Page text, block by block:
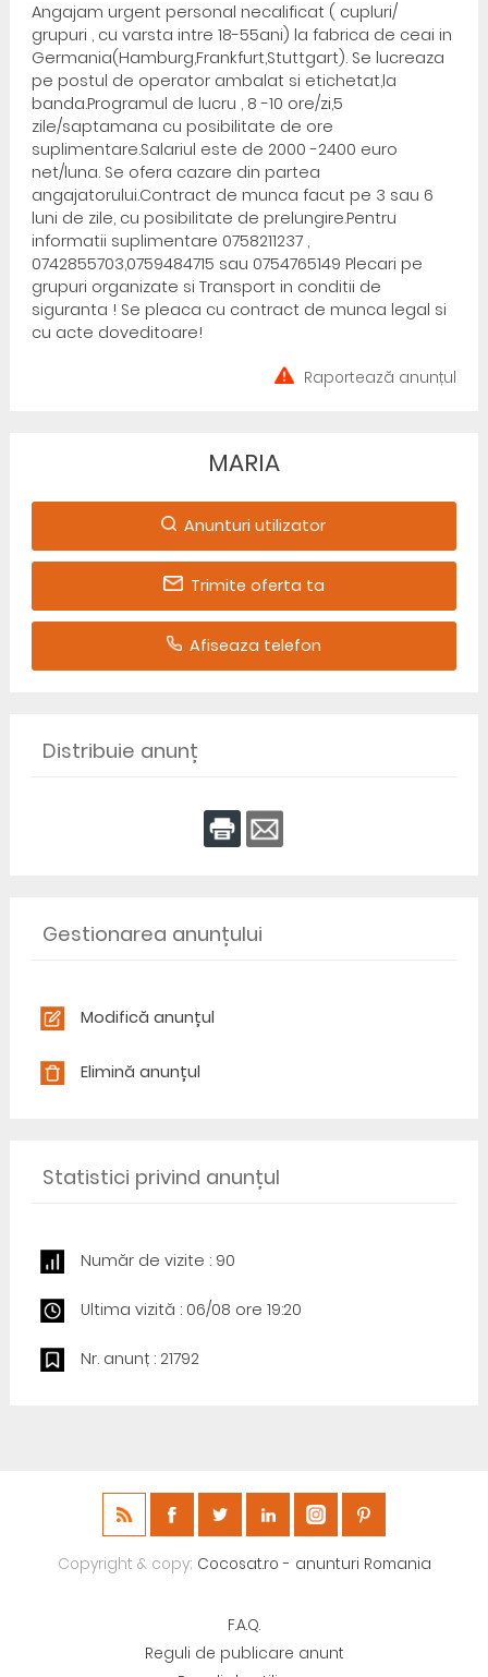
Angajam urgent personal necalificat ( cupluri/
grupuri , cu varsta intre 18-55ani) la fabrica de ceai in
Germania(Hamburg,Frankfurt,Stuttgart). Se lucreaza
pe postul de operator ambalat si etichetat,la
banda.Programul de lucru , 8 -10 ore/zi,5
zile/saptamana cu posibilitate de ore
suplimentare.Salariul este de 2000 -2400 euro
net/luna. Se ofera cazare din partea
angajatorului.Contract de munca facut pe 3 sau 6
luni de zile, cu posibilitate de prelungire.Pentru
informatii suplimentare 0758211237 ,
0742855703,0759484715 sau 0754765149 Plecari pe
grupuri organizate si Transport in conditii de
siguranta ! Se pleaca cu contract de munca legal si
cu acte doveditoare!
Raportează anunțul
MARIA
Anunturi utilizator
Trimite oferta ta
Afiseaza telefon
Distribuie anunț
Gestionarea anunțului
Modifică anunțul
Elimină anunțul
Statistici privind anunțul
Număr de vizite : 90
Ultima vizită : 06/08 ore 19:20
Nr. anunț : 21792
Copyright & copy; Cocosat.ro - anunturi Romania
F.A.Q.
Reguli de publicare anunt